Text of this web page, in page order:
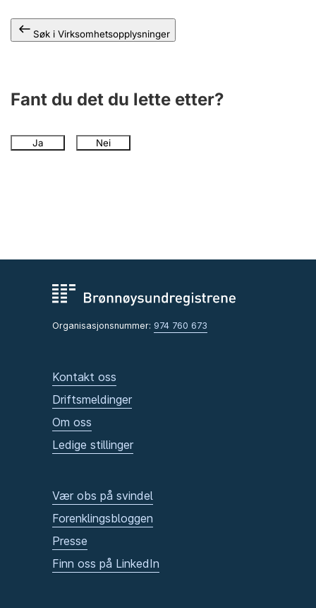
Søk i Virksomhetsopplysninger
Fant du det du lette etter?
Ja Nei
Organisasjonsnummer: 974 760 673
Kontakt oss
Driftsmeldinger
Om oss
Ledige stillinger
Vær obs på svindel
Forenklingsbloggen
Presse
Finn oss på LinkedIn